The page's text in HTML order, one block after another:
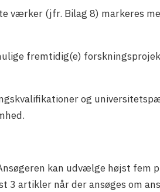
værker (jfr. Bilag 8) markeres
fremtidig(e)
og
kan udvælge højst fem
3 artikler når der ansøges om